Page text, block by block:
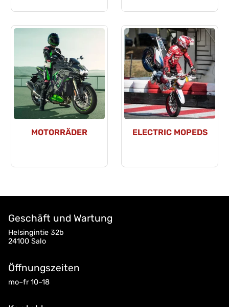
MOTORRÄDER ELECTRIC MOPEDS
Geschäft und Wartung
Helsingintie 32b
24100 Salo
Öffnungszeiten
mo–fr 10–18